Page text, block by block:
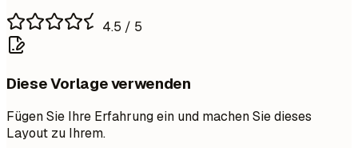
4.5 / 5
Diese Vorlage verwenden
Fügen Sie Ihre Erfahrung ein und machen Sie dieses
Layout zu Ihrem.